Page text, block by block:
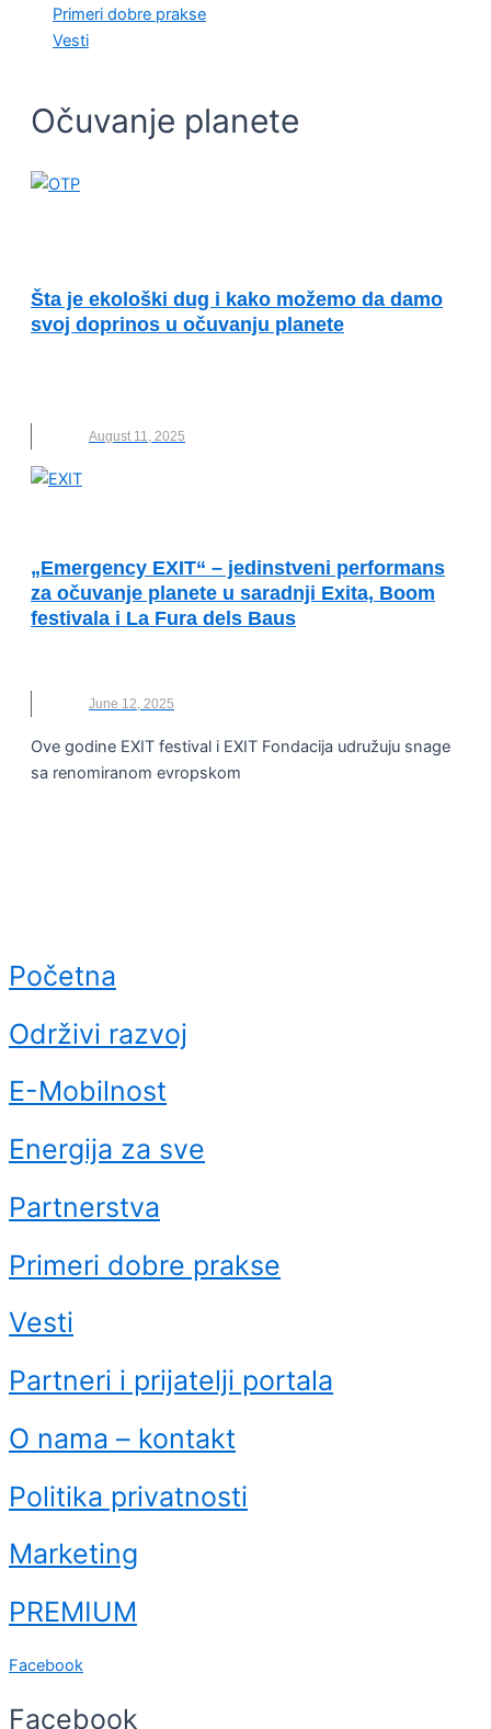
Primeri dobre prakse
Vesti
Očuvanje planete
Šta je ekološki dug i kako možemo da damo
svoj doprinos u očuvanju planete
August 11, 2025
„Emergency EXIT“ – jedinstveni performans
za očuvanje planete u saradnji Exita, Boom
festivala i La Fura dels Baus
June 12, 2025
Ove godine EXIT festival i EXIT Fondacija udružuju snage
sa renomiranom evropskom
Početna
Održivi razvoj
E-Mobilnost
Energija za sve
Partnerstva
Primeri dobre prakse
Vesti
Partneri i prijatelji portala
O nama – kontakt
Politika privatnosti
Marketing
PREMIUM
Facebook
Facebook